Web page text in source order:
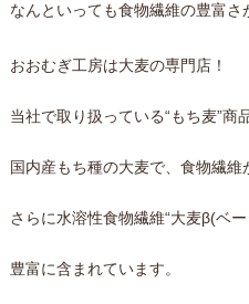
なんといっても食物繊維の豊富さ
おおむぎ工房は大麦の専門店！
当社で取り扱っている“もち麦”商
国内産もち種の大麦で、 食物繊維
さらに水溶性食物繊維“大麦β(ベ
豊富に含まれています。